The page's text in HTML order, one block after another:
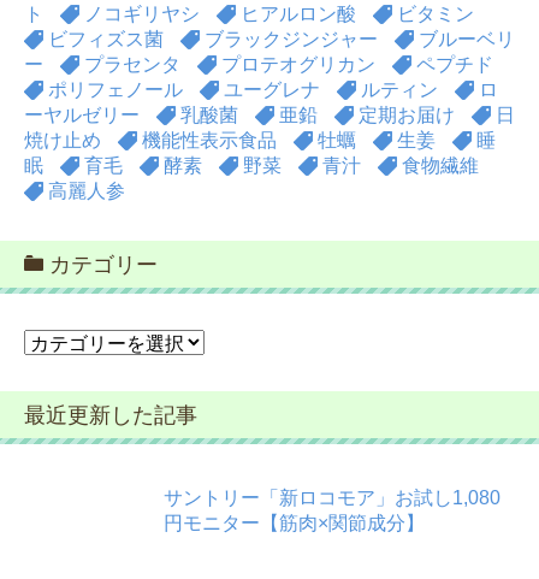
ト
ノコギリヤシ ヒアルロン酸
ビタミン
ビフィズス菌
ブラックジンジャー
ブルーベリ
ー
プラセンタ プロテオグリカン
ペプチド
ポリフェノール
ユーグレナ ルティン
ロ
ーヤルゼリー
乳酸菌 亜鉛 定期お届け
日
焼け止め
機能性表示食品 牡蠣 生姜
睡
眠
育毛 酵素 野菜 青汁
食物繊維
高麗人参
カテゴリー
カ
ゴ
リ
ー
最近更新した記事
サントリー「新ロコモア」お試し1,080
円モニター【筋肉×関節成分】